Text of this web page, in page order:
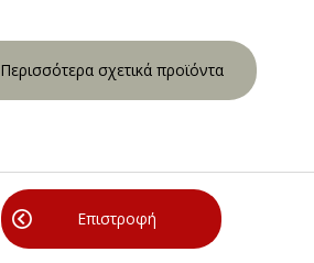
Περισσότερα σχετικά προϊόντα
Επιστροφή